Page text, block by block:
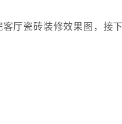
客厅瓷砖装修效果图，接